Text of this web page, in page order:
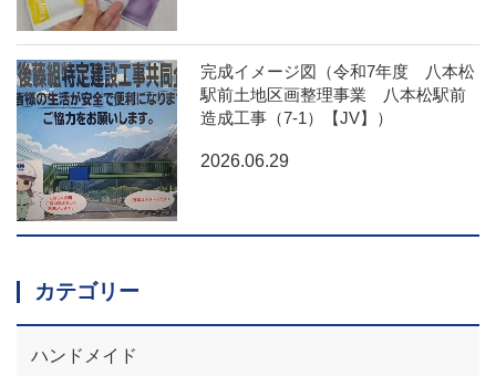
完成イメージ図（令和7年度 八本松
駅前土地区画整理事業 八本松駅前
造成工事（7-1）【JV】）
2026.06.29
カテゴリー
ハンドメイド